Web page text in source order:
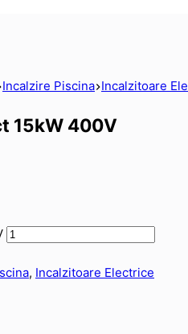
Incalzire Piscina Incalzitoare
15kW 400V
, Incalzitoare Electrice